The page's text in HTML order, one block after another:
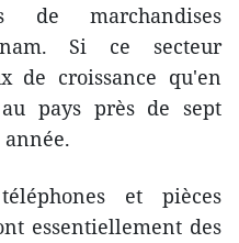
de marchandises
Si ce secteur
de croissance qu'en
pays près de sept
et pièces
essentiellement des